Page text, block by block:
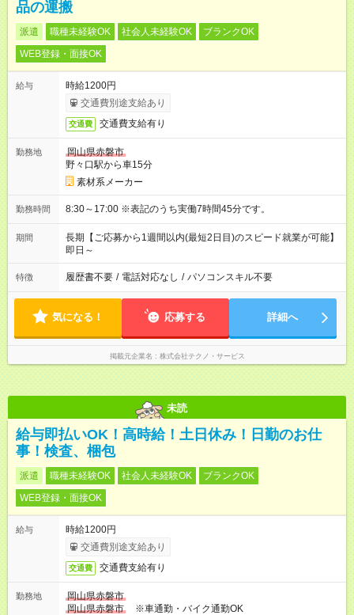
品の運搬
派遣 職種未経験OK 社会人未経験OK
ブランクOK
WEB登録・面接OK
給与
時給1200円
交通費別途支給あり
交通費 交通費支給有り
勤務地
岡山県赤磐市
野々口駅から車15分
素材系メーカー
勤務時間 8:30～17:00 ※表記のうち実働7時間45分です。
期間
長期【ご応募から1週間以内(最短2日目)のスピード就業が可能】
即日～
特徴 履歴書不要 / 電話対応なし / パソコンスキル不要
気になる！ 応募する 詳細へ
掲載元企業名 株式会社テクノ・サービス
未読
給与即払いOK！高時給！土日休み！日勤のお仕
事！検査、梱包
派遣 職種未経験OK 社会人未経験OK
ブランクOK
WEB登録・面接OK
給与
時給1200円
交通費別途支給あり
交通費 交通費支給有り
勤務地
岡山県赤磐市
岡山県赤磐市
※車通勤・バイク通勤OK